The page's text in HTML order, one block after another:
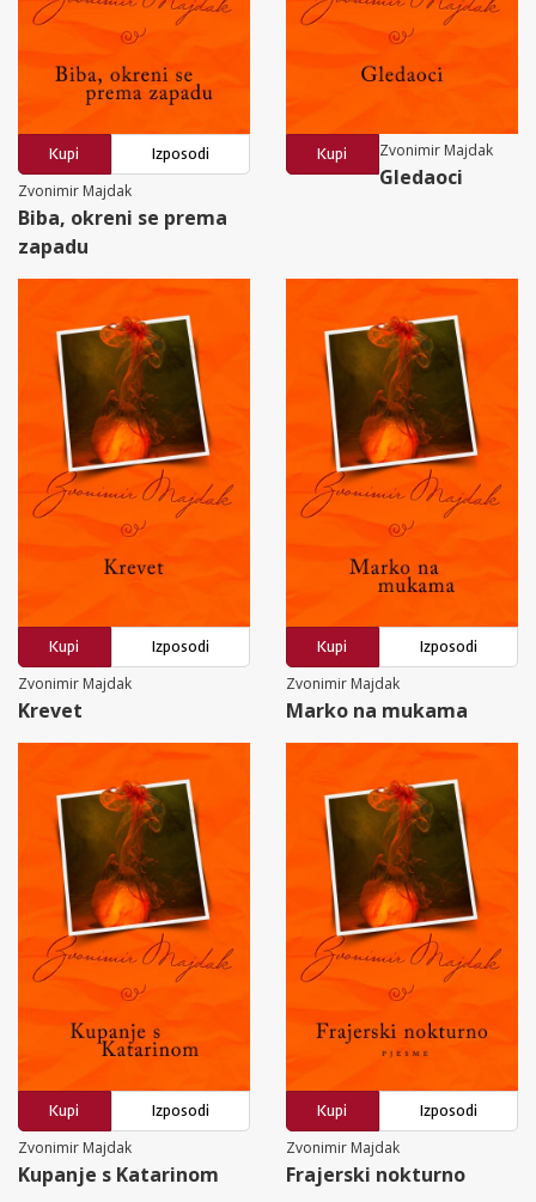
Kupi
Izposodi
Zvonimir Majdak
Biba, okreni se prema
zapadu
Kupi Zvonimir Majdak
Gledaoci
Kupi
Izposodi
Zvonimir Majdak
Krevet
Kupi
Izposodi
Zvonimir Majdak
Marko na mukama
Kupi
Izposodi
Zvonimir Majdak
Kupanje s Katarinom
Kupi
Izposodi
Zvonimir Majdak
Frajerski nokturno